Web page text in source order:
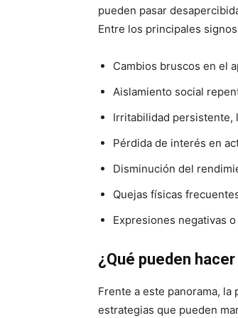
pueden pasar
Entre los principales
Cambios bruscos en el
Aislamiento social
Irritabilidad persistente,
Pérdida de interés en
Disminución del
Quejas físicas
Expresiones negativas
¿Qué pueden
Frente a este panorama,
estrategias que pueden